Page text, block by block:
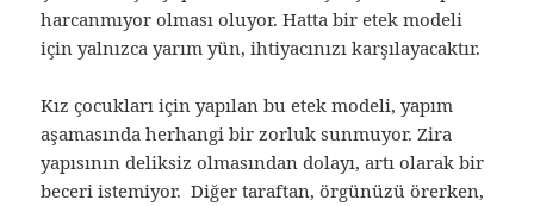
harcanmıyor olması oluyor. Hatta bir etek modeli
için yalnızca yarım yün, ihtiyacınızı karşılayacaktır.
Kız çocukları için yapılan bu etek modeli, yapım
aşamasında herhangi bir zorluk sunmuyor. Zira
yapısının deliksiz olmasından dolayı, artı olarak bir
beceri istemiyor. Diğer taraftan, örgünüzü örerken,